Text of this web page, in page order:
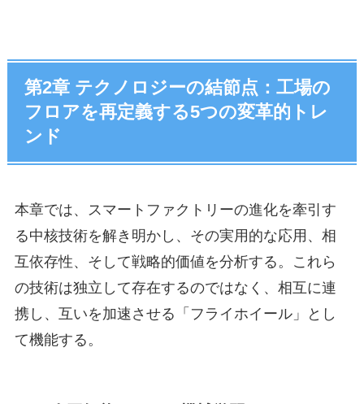
第2章 テクノロジーの結節点：工場の
フロアを再定義する5つの変革的トレ
ンド
本章では、スマートファクトリーの進化を牽引す
る中核技術を解き明かし、その実用的な応用、相
互依存性、そして戦略的価値を分析する。これら
の技術は独立して存在するのではなく、相互に連
携し、互いを加速させる「フライホイール」とし
て機能する。